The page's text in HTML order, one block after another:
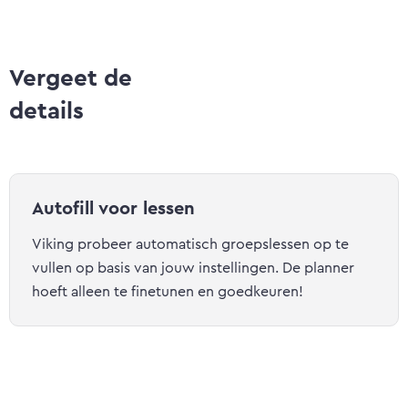
Vergeet de
‍details
Autofill voor lessen
Viking probeer automatisch groepslessen op te
vullen op basis van jouw instellingen. De planner
hoeft alleen te finetunen en goedkeuren!